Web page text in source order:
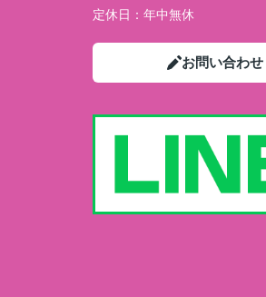
定休日： 年中無休
お問い合わせ